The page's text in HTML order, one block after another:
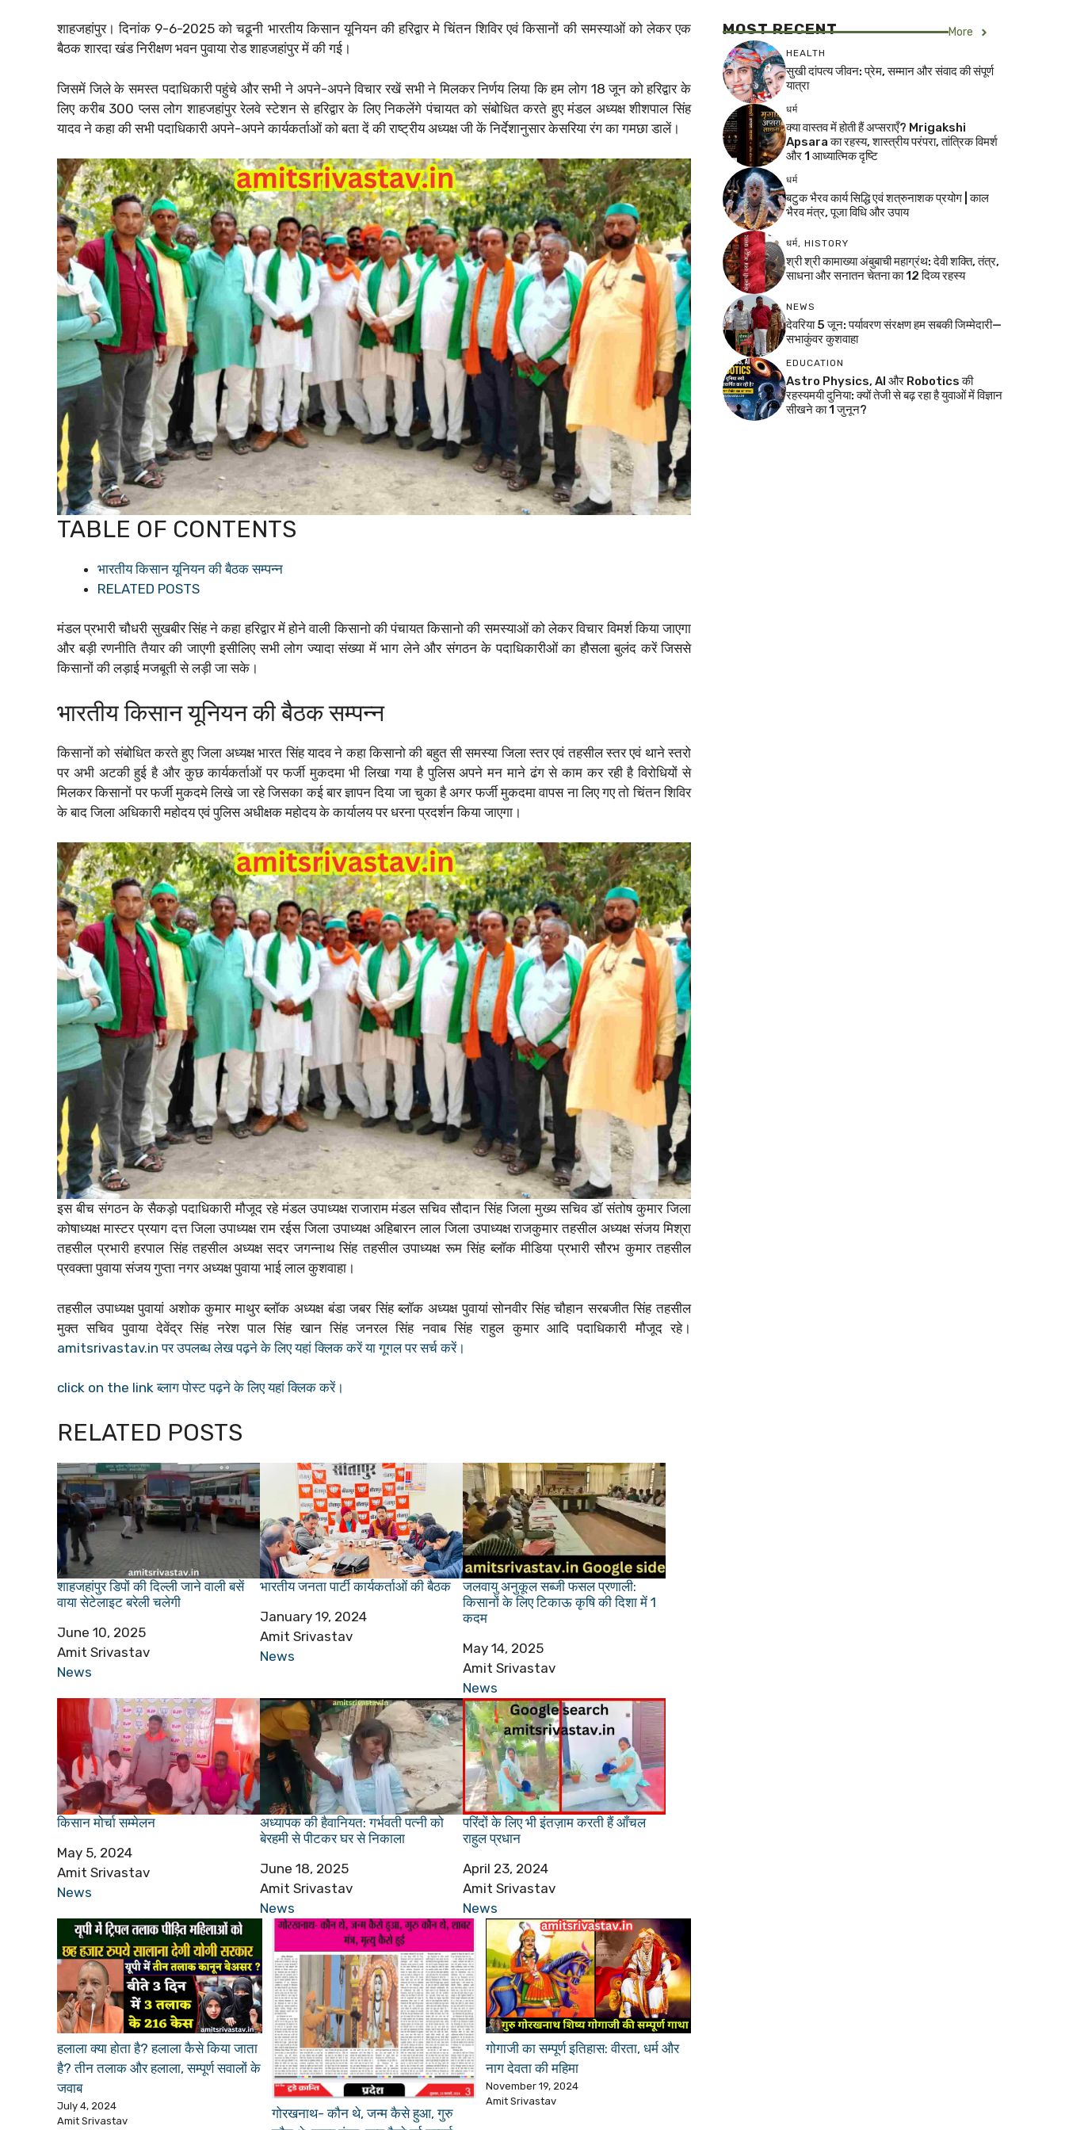
शाहजहांपुर। दिनांक 9-6-2025 को चढूनी भारतीय किसान यूनियन की हरिद्वार मे चिंतन शिविर एवं किसानों की समस्याओं को लेकर एक
बैठक शारदा खंड निरीक्षण भवन पुवाया रोड शाहजहांपुर में की गई।
जिसमें जिले के समस्त पदाधिकारी पहुंचे और सभी ने अपने-अपने विचार रखें सभी ने मिलकर निर्णय लिया कि हम लोग 18 जून को हरिद्वार के
लिए करीब 300 प्लस लोग शाहजहांपुर रेलवे स्टेशन से हरिद्वार के लिए निकलेंगे पंचायत को संबोधित करते हुए मंडल अध्यक्ष शीशपाल सिंह
यादव ने कहा की सभी पदाधिकारी अपने-अपने कार्यकर्ताओं को बता दें की राष्ट्रीय अध्यक्ष जी कें निर्देशानुसार केसरिया रंग का गमछा डालें।
TABLE OF CONTENTS
भारतीय किसान यूनियन की बैठक सम्पन्न
RELATED POSTS
मंडल प्रभारी चौधरी सुखबीर सिंह ने कहा हरिद्वार में होने वाली किसानो की पंचायत किसानो की समस्याओं को लेकर विचार विमर्श किया जाएगा
और बड़ी रणनीति तैयार की जाएगी इसीलिए सभी लोग ज्यादा संख्या में भाग लेने और संगठन के पदाधिकारीओं का हौसला बुलंद करें जिससे
किसानों की लड़ाई मजबूती से लड़ी जा सके।
भारतीय किसान यूनियन की बैठक सम्पन्न
किसानों को संबोधित करते हुए जिला अध्यक्ष भारत सिंह यादव ने कहा किसानो की बहुत सी समस्या जिला स्तर एवं तहसील स्तर एवं थाने स्तरो
पर अभी अटकी हुई है और कुछ कार्यकर्ताओं पर फर्जी मुकदमा भी लिखा गया है पुलिस अपने मन माने ढंग से काम कर रही है विरोधियों से
मिलकर किसानों पर फर्जी मुकदमे लिखे जा रहे जिसका कई बार ज्ञापन दिया जा चुका है अगर फर्जी मुकदमा वापस ना लिए गए तो चिंतन शिविर
के बाद जिला अधिकारी महोदय एवं पुलिस अधीक्षक महोदय के कार्यालय पर धरना प्रदर्शन किया जाएगा।
इस बीच संगठन के सैकड़ो पदाधिकारी मौजूद रहे मंडल उपाध्यक्ष राजाराम मंडल सचिव सौदान सिंह जिला मुख्य सचिव डॉ संतोष कुमार जिला
कोषाध्यक्ष मास्टर प्रयाग दत्त जिला उपाध्यक्ष राम रईस जिला उपाध्यक्ष अहिबारन लाल जिला उपाध्यक्ष राजकुमार तहसील अध्यक्ष संजय मिश्रा
तहसील प्रभारी हरपाल सिंह तहसील अध्यक्ष सदर जगन्नाथ सिंह तहसील उपाध्यक्ष रूम सिंह ब्लॉक मीडिया प्रभारी सौरभ कुमार तहसील
प्रवक्ता पुवाया संजय गुप्ता नगर अध्यक्ष पुवाया भाई लाल कुशवाहा।
तहसील उपाध्यक्ष पुवायां अशोक कुमार माथुर ब्लॉक अध्यक्ष बंडा जबर सिंह ब्लॉक अध्यक्ष पुवायां सोनवीर सिंह चौहान सरबजीत सिंह तहसील
मुक्त सचिव पुवाया देवेंद्र सिंह नरेश पाल सिंह खान सिंह जनरल सिंह नवाब सिंह राहुल कुमार आदि पदाधिकारी मौजूद रहे।
amitsrivastav.in पर उपलब्ध लेख पढ़ने के लिए यहां क्लिक करें या गूगल पर सर्च करें।
click on the link ब्लाग पोस्ट पढ़ने के लिए यहां क्लिक करें।
RELATED POSTS
शाहजहांपुर डिपों की दिल्ली जाने वाली बसें
वाया सेटेलाइट बरेली चलेगी
Date
June 10, 2025
Author
Amit Srivastav
In relation to
News
भारतीय जनता पार्टी कार्यकर्ताओं की बैठक
Date
January 19, 2024
Author
Amit Srivastav
In relation to
News
जलवायु अनुकूल सब्जी फसल प्रणाली:
किसानों के लिए टिकाऊ कृषि की दिशा में 1
कदम
Date
May 14, 2025
Author
Amit Srivastav
In relation to
News
किसान मोर्चा सम्मेलन
Date
May 5, 2024
Author
Amit Srivastav
In relation to
News
अध्यापक की हैवानियत: गर्भवती पत्नी को
बेरहमी से पीटकर घर से निकाला
Date
June 18, 2025
Author
Amit Srivastav
In relation to
News
परिंदों के लिए भी इंतज़ाम करती हैं आँचल
राहुल प्रधान
Date
April 23, 2024
Author
Amit Srivastav
In relation to
News
हलाला क्या होता है? हलाला कैसे किया जाता
है? तीन तलाक और हलाला, सम्पूर्ण सवालों के
जवाब
July 4, 2024
Amit Srivastav
गोरखनाथ- कौन थे, जन्म कैसे हुआ, गुरु
गोगाजी का सम्पूर्ण इतिहास: वीरता, धर्म और
नाग देवता की महिमा
November 19, 2024
Amit Srivastav
MOST RECENT More
HEALTH
सुखी दांपत्य जीवन: प्रेम, सम्मान और संवाद की संपूर्ण
यात्रा
धर्म
क्या वास्तव में होती हैं अप्सराएँ? Mrigakshi
Apsara का रहस्य, शास्त्रीय परंपरा, तांत्रिक विमर्श
और 1 आध्यात्मिक दृष्टि
धर्म
बटुक भैरव कार्य सिद्धि एवं शत्रुनाशक प्रयोग | काल
भैरव मंत्र, पूजा विधि और उपाय
धर्म, HISTORY
श्री श्री कामाख्या अंबुबाची महाग्रंथ: देवी शक्ति, तंत्र,
साधना और सनातन चेतना का 12 दिव्य रहस्य
NEWS
देवरिया 5 जून: पर्यावरण संरक्षण हम सबकी जिम्मेदारी—
सभाकुंवर कुशवाहा
EDUCATION
Astro Physics, AI और Robotics की
रहस्यमयी दुनिया: क्यों तेजी से बढ़ रहा है युवाओं में विज्ञान
सीखने का 1 जुनून?